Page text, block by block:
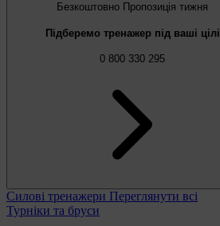
Безкоштовно Пропозиція тижня
Підберемо тренажер під ваші цілі
0 800 330 295
Силові тренажери Переглянути всі
Турніки та бруси